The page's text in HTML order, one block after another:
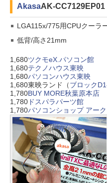
AkasaAK-CC7129EP01
LGA115x/775用CPUクーラ
低背/高さ21mm
1,680ツクモeX.パソコン館
1,680テクノハウス東映
1,680パソコンハウス東映
1,680東映ランド（ブロック
1,780BUY MORE秋葉原本店
1,780 ドスパラパーツ館
1,780パソコンショップ アーク